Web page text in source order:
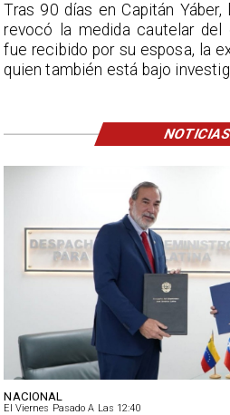
NACIONAL
El Viernes Pasado A Las 12:40
Tras 90 días en Capitán
revocó la medida cautelar del
fue recibido por su esposa, la
quien también está bajo
NOTICIAS